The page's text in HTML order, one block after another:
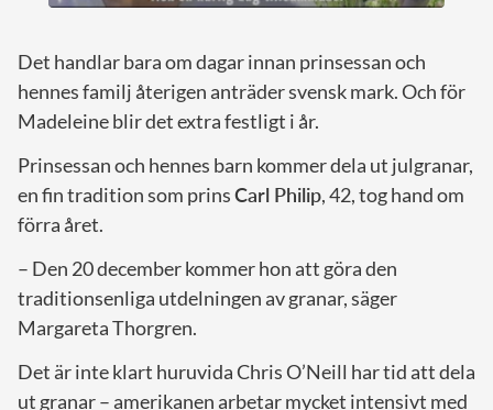
Det handlar bara om dagar innan prinsessan och
hennes familj återigen anträder svensk mark. Och för
Madeleine blir det extra festligt i år.
Prinsessan och hennes barn kommer dela ut julgranar,
en fin tradition som prinsCarl Philip, 42, tog hand om
förra året.
– Den 20 december kommer hon att göra den
traditionsenliga utdelningen av granar, säger
Margareta Thorgren.
Det är inte klart huruvida Chris O’Neill har tid att dela
ut granar – amerikanen arbetar mycket intensivt med